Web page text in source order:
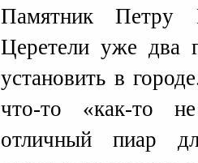
Памятник Петру
Церетели уже два
установить в
что-то «как-то
отличный пиар